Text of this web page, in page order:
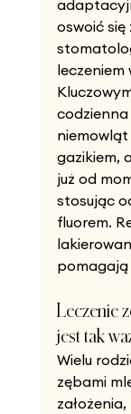
oswoić
leczeniem
codzienna
gazikiem,
już od
stosując
fluorem.
Leczenie
jest tak
Wielu
zębami